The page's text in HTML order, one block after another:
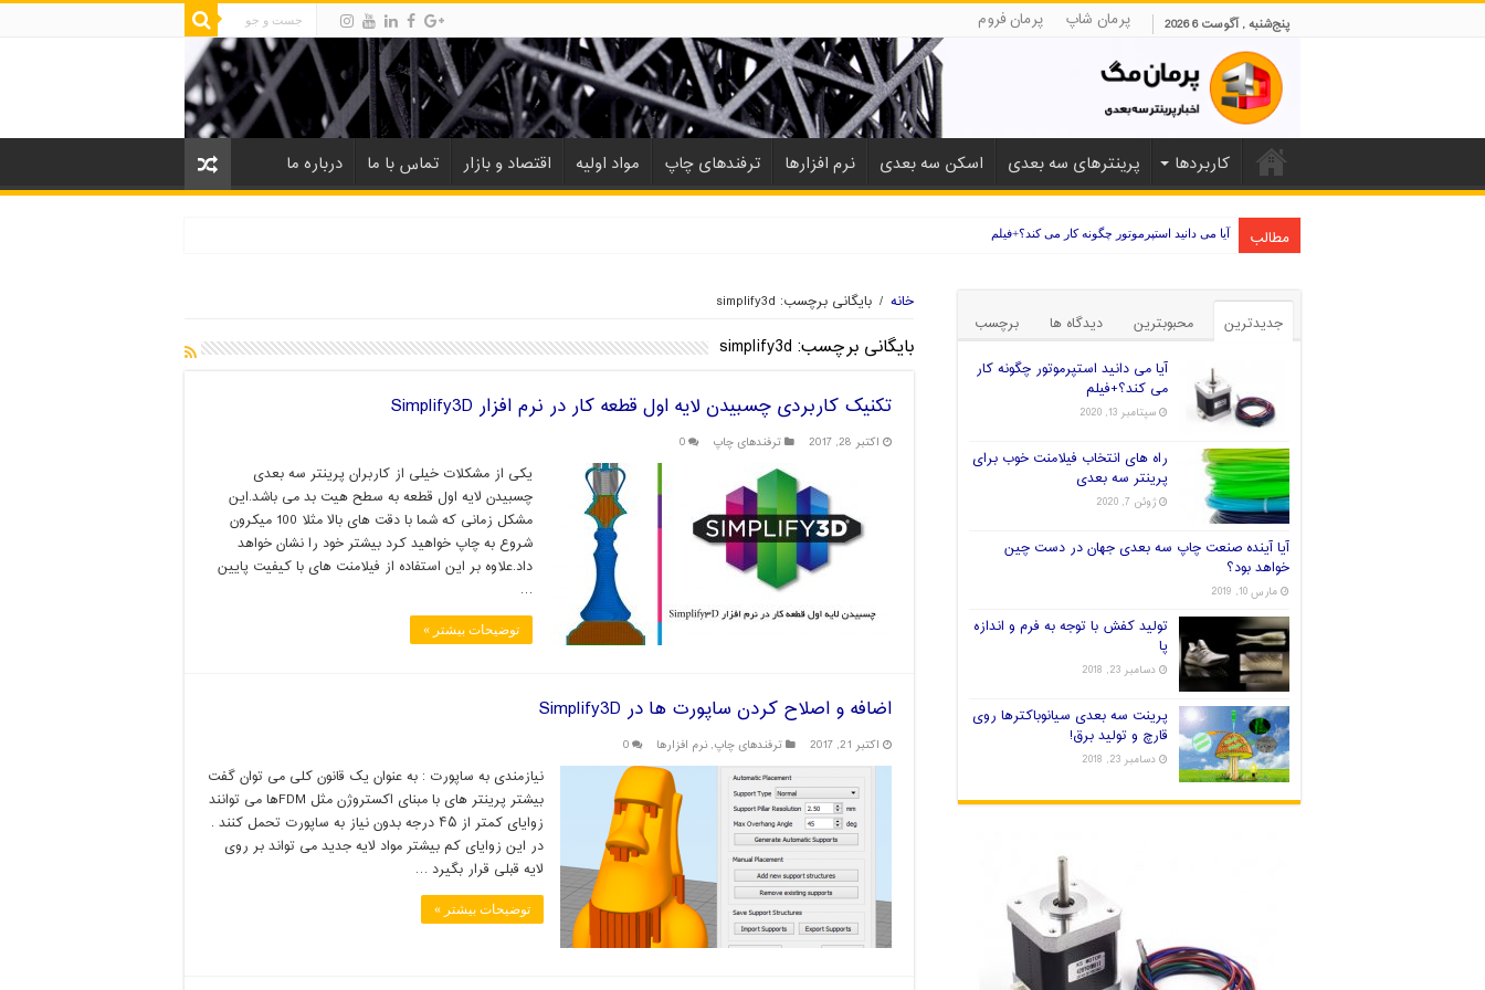
پنج‌شنبه , آگوست 6 2026 پرمان شاپ پرمان فروم
کاربردها پرینترهای سه بعدی اسکن سه بعدی نرم افزارها ترفندهای چاپ مواد اولیه اقتصاد و بازار تماس با ما درباره ما
مطالب آیا می دانید استپرموتور چگونه کار می کند؟+فیلم
خانه / بایگانی برچسب: simplify3d
بایگانی برچسب: simplify3d
تکنیک کاربردی چسبیدن لایه اول قطعه کار در نرم افزار Simplify3D
اکتبر 28, 2017 ترفندهای چاپ 0
یکی از مشکلات خیلی از کاربران پرینتر سه بعدی
چسبیدن لایه اول قطعه به سطح هیت بد می باشد.این
مشکل زمانی که شما با دقت های بالا مثلا 100 میکرون
شروع به چاپ خواهید کرد بیشتر خود را نشان خواهد
داد.علاوه بر این استفاده از فیلامنت های با کیفیت پایین
…
توضیحات بیشتر »
اضافه و اصلاح کردن ساپورت ها در Simplify3D
اکتبر 21, 2017 ترفندهای چاپ, نرم افزارها 0
نیازمندی به ساپورت : به عنوان یک قانون کلی می توان گفت
بیشتر پرینتر های با مبنای اکستروژن مثل FDMها می توانند
زوایای کمتر از ۴۵ درجه بدون نیاز به ساپورت تحمل کنند .
در این زوایای کم بیشتر مواد لایه جدید می تواند بر روی
لایه قبلی قرار بگیرد …
توضیحات بیشتر »
جدیدترین محبوبترین دیدگاه ها برچسب
آیا می دانید استپرموتور چگونه کار
می کند؟+فیلم
سپتامبر 13, 2020
راه های انتخاب فیلامنت خوب برای
پرینتر سه بعدی
ژوئن 7, 2020
آیا آینده صنعت چاپ سه بعدی جهان در دست چین
خواهد بود؟
مارس 10, 2019
تولید کفش با توجه به فرم و اندازه
پا
دسامبر 23, 2018
پرینت سه بعدی سیانوباکترها روی
قارچ و تولید برق!
دسامبر 23, 2018